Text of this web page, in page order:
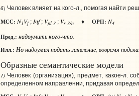
б) Человек влияет на кого‑л., помогая найти
МСС: N1Vf;Inf;Vpl 3;Vs 3/n ♦ ОРП: N4
Пред.: надоумитького-что.
Илл.: Но надоумил подать заявление, вовремя
Образные семантические модели
1) Человек (организация), предмет, какое‑л.
определенном направлении, придавая